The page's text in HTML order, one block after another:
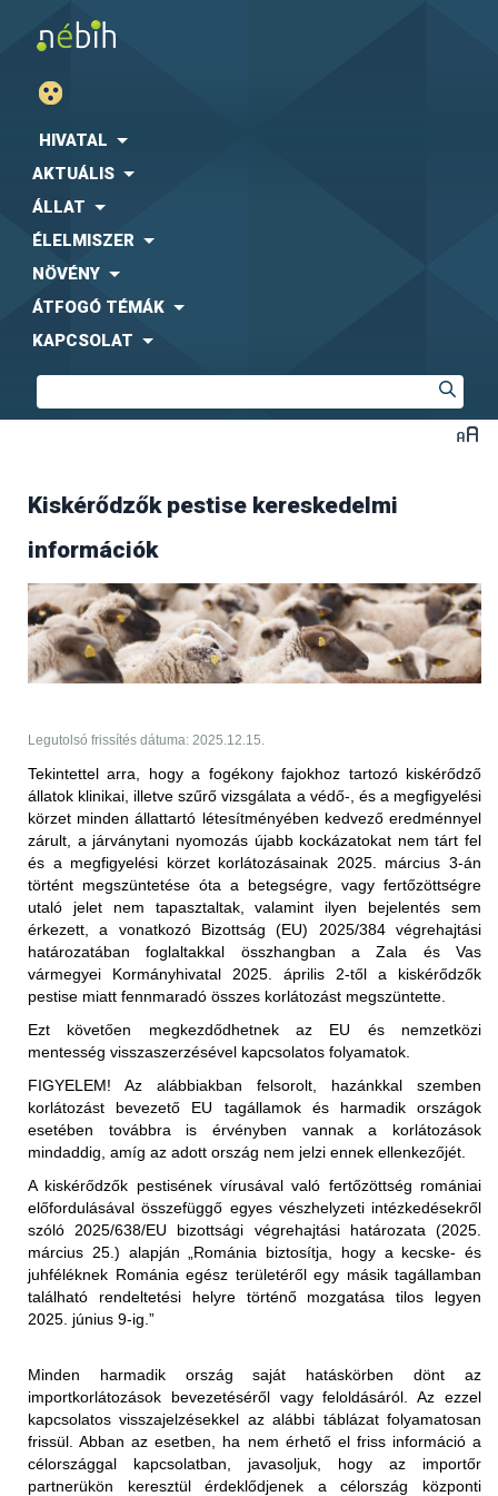
HIVATAL
AKTUÁLIS
ÁLLAT
ÉLELMISZER
NÖVÉNY
ÁTFOGÓ TÉMÁK
KAPCSOLAT
Kiskérődzők pestise kereskedelmi
információk
Legutolsó frissítés dátuma: 2025.12.15.
Tekintettel arra, hogy a fogékony fajokhoz tartozó kiskérődző
állatok klinikai, illetve szűrő vizsgálata a védő-, és a megfigyelési
körzet minden állattartó létesítményében kedvező eredménnyel
zárult, a járványtani nyomozás újabb kockázatokat nem tárt fel
és a megfigyelési körzet korlátozásainak 2025. március 3-án
történt megszüntetése óta a betegségre, vagy fertőzöttségre
utaló jelet nem tapasztaltak, valamint ilyen bejelentés sem
érkezett, a vonatkozó Bizottság (EU) 2025/384 végrehajtási
határozatában foglaltakkal összhangban a Zala és Vas
vármegyei Kormányhivatal 2025. április 2-től a kiskérődzők
pestise miatt fennmaradó összes korlátozást megszüntette.
Ezt követően megkezdődhetnek az EU és nemzetközi
mentesség visszaszerzésével kapcsolatos folyamatok.
FIGYELEM! Az alábbiakban felsorolt, hazánkkal szemben
korlátozást bevezető EU tagállamok és harmadik országok
esetében továbbra is érvényben vannak a korlátozások
mindaddig, amíg az adott ország nem jelzi ennek ellenkezőjét.
A kiskérődzők pestisének vírusával való fertőzöttség romániai
előfordulásával összefüggő egyes vészhelyzeti intézkedésekről
szóló 2025/638/EU bizottsági végrehajtási határozata (2025.
március 25.) alapján „Románia biztosítja, hogy a kecske- és
juhféléknek Románia egész területéről egy másik tagállamban
található rendeltetési helyre történő mozgatása tilos legyen
2025. június 9-ig.”
Minden harmadik ország saját hatáskörben dönt az
importkorlátozások bevezetéséről vagy feloldásáról. Az ezzel
kapcsolatos visszajelzésekkel az alábbi táblázat folyamatosan
frissül. Abban az esetben, ha nem érhető el friss információ a
célországgal kapcsolatban, javasoljuk, hogy az importőr
partnerükön keresztül érdeklődjenek a célország központi
Korlátozott terület:
Magyarország teljes területe (2025.01.29-én érkezett
értesítés alapján)
Korlátozott állat/ termék:
2025.01.29-től kezdődően:
Az Egyesült Királyság ideiglenes korlátozásokat
vezetett be Magyarország teljes területéről Nagy-
behozatalára. A korlátozás kiterjed:
- élő juh- és kecskék
- juhok és kecskék szaporítóanyagai (sperma,
embriók, petesejtek)
- juh- és kecsketej és nyers tejtermékek
- juh és kecske termékek személyes, utasforgalmi
Frissítés (2025.09.17.)
Az Egyesült Arab Emírségek állategészségügyi
hatóságától 2025. szeptember 17-én érkezett
tájékoztatás értelmében több bejelentésköteles
betegség kapcsán isfeloldottáka korábban elrendelt
kereskedelmi tiltást.
PPR - nem hőkezelt juh-, kecske- és
Korlátozott terület:
Magyarország teljes területe (2025.05.27-én érkezett
értesítés alapján)
Korlátozott állat/ termék:
vörös hús és az abból készült termékek (juh és kecske),
valamint a nem hőkezelt tej és az abból készült termékek
(juh és kecske) Magyarországról történő behozatalára
vonatkozóan; ez a 2025. január 5. után előállított
szállítmányokra vonatkozik
a nem hőkezelt vörös hús és az abból készült termékek
(juh- és kecskehús) behozatala a nem fertőzött
szerint) megengedett, feltéve, hogy az exportáló ország
illetékes hatóságai állategészségügyi bizonyítványban
igazolják az alábbiakat:
"Az élő állatok, amelyekből a hús származik, az
Állategészségügyi Világszervezet (WOAH) által
elismert PPR-mentes övezetből származnak,".
vagy
"Az élő állatok, amelyekből a hús származik, a
klinikai tüneteit."
a nem hőkezelt (juh- és kecske)tej és az abból készült
termékek behozatala a nem fertőzött területekről (az első
közigazgatási egység "vármegye" szerint) megengedett,
feltéve, hogy az exportáló ország illetékes hatóságai
Korlátozott terület: